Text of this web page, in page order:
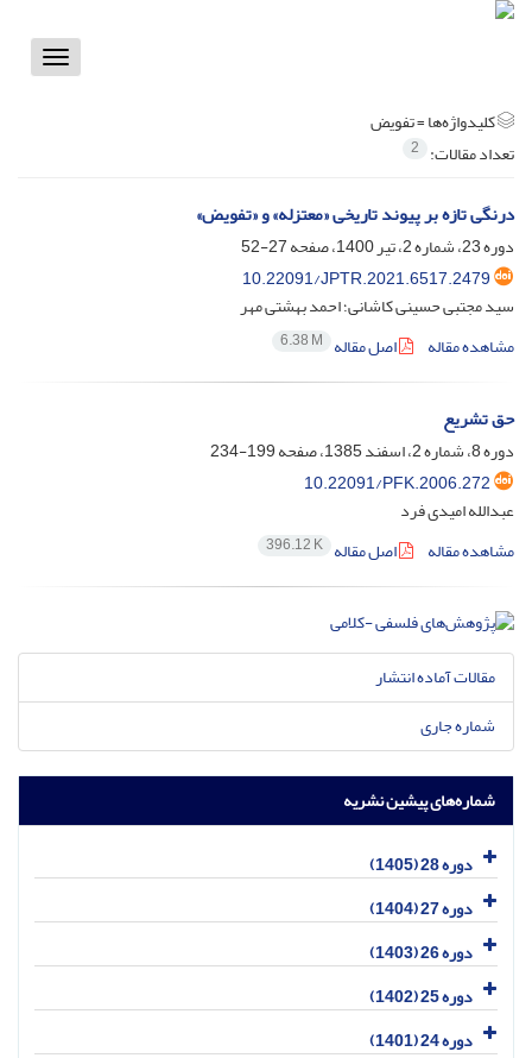
Toggle
کلیدواژه‌ها =تفویض
تعداد مقالات: 2
درنگی تازه بر پیوند تاریخی «معتزله‌» و «تفویض»
دوره 23، شماره 2، تیر 1400، صفحه
27-52
10.22091/JPTR.2021.6517.2479
سید مجتبی حسینی کاشانی؛ احمد بهشتی مهر
مشاهده مقاله
اصل مقاله 6.38 M
حق تشریع
دوره 8، شماره 2، اسفند 1385، صفحه
199-234
10.22091/PFK.2006.272
عبدالله امیدی فرد
مشاهده مقاله
اصل مقاله 396.12 K
مقالات آماده انتشار
شماره جاری
شماره‌های پیشین نشریه
دوره 28 (1405)
دوره 27 (1404)
دوره 26 (1403)
دوره 25 (1402)
دوره 24 (1401)